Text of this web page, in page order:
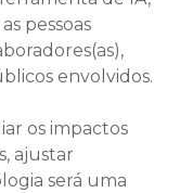
pessoas
envolvidos.
os impactos
ajustar
será uma